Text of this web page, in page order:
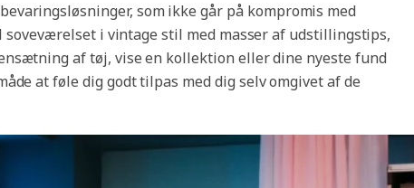
som ikke går på kompromis med
i vintage stil med masser af udstillingstips,
af tøj, vise en kollektion eller dine nyeste fund
at føle dig godt tilpas med dig selv omgivet af de